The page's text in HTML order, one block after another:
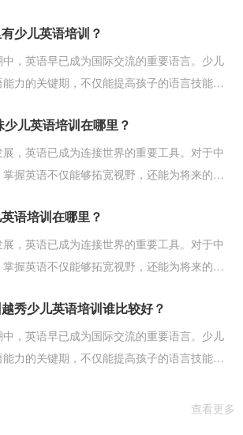
少儿英语培训？
，英语早已成为国际交流的重要语言。少儿
力的关键期，不仅能提高孩子的语言技能，
儿英语培训在哪里？
，英语已成为连接世界的重要工具。对于中
握英语不仅能够拓宽视野，还能为将来的学
语培训在哪里？
，英语已成为连接世界的重要工具。对于中
握英语不仅能够拓宽视野，还能为将来的学
秀少儿英语培训谁比较好？
，英语早已成为国际交流的重要语言。少儿
力的关键期，不仅能提高孩子的语言技能，
查看更多